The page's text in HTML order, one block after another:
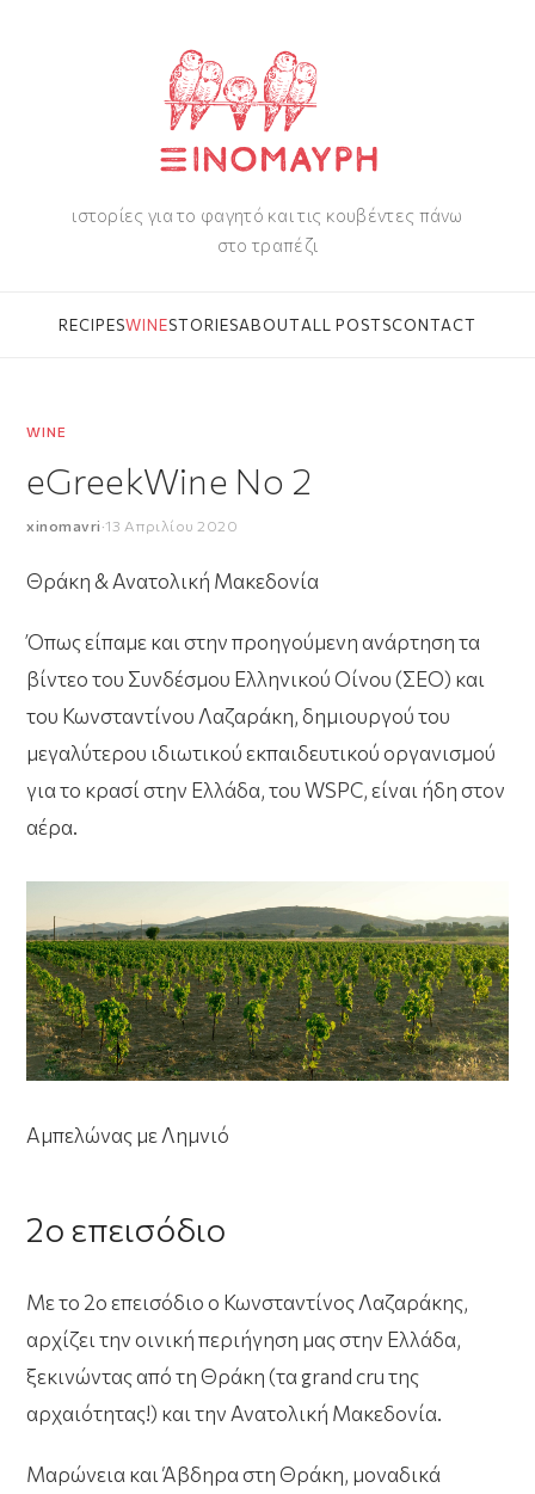
ιστορίες για το φαγητό και τις κουβέντες πάνω
στο τραπέζι
RECIPESWINESTORIESABOUTALL POSTSCONTACT
WINE
eGreekWine No 2
xinomavri·13 Απριλίου 2020
Θράκη & Ανατολική Μακεδονία
Όπως είπαμε και στην προηγούμενη ανάρτηση τα
βίντεο του Συνδέσμου Ελληνικού Οίνου (ΣΕΟ) και
του Κωνσταντίνου Λαζαράκη, δημιουργoύ του
μεγαλύτερου ιδιωτικού εκπαιδευτικού οργανισμού
για το κρασί στην Ελλάδα, του WSPC, είναι ήδη στον
αέρα.
Αμπελώνας με Λημνιό
2ο επεισόδιο
Με το 2ο επεισόδιο ο Κωνσταντίνος Λαζαράκης,
αρχίζει την οινική περιήγηση μας στην Ελλάδα,
ξεκινώντας από τη Θράκη (τα grand cru της
αρχαιότητας!) και την Ανατολική Μακεδονία.
Μαρώνεια και Άβδηρα στη Θράκη, μοναδικά